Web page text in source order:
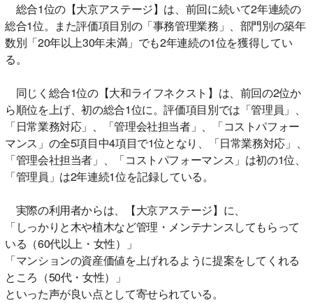
総合1位の【大京アステージ】は、前回に続いて2年連続の
総合1位。また評価項目別の「事務管理業務」、部門別の築年
数別「20年以上30年未満」でも2年連続の1位を獲得してい
る。
同じく総合1位の【大和ライフネクスト】は、前回の2位か
ら順位を上げ、初の総合1位に。評価項目別では「管理員」、
「日常業務対応」、「管理会社担当者」、「コストパフォー
マンス」の全5項目中4項目で1位となり、「日常業務対応」、
「管理会社担当者」、「コストパフォーマンス」は初の1位、
「管理員」は2年連続1位を記録している。
実際の利用者からは、【大京アステージ】に、
「しっかりと木や植木など管理・メンテナンスしてもらって
いる（60代以上・女性）」
「マンションの資産価値を上げれるように提案をしてくれる
ところ（50代・女性）」
といった声が良い点として寄せられている。